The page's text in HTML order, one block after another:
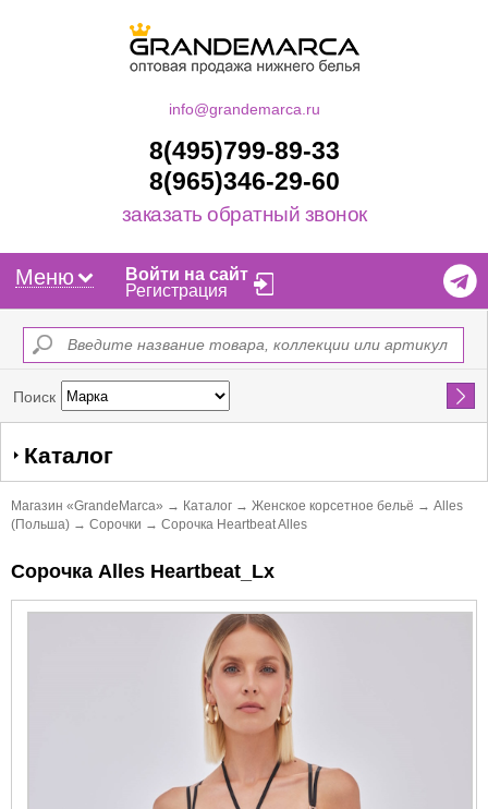
info@grandemarca.ru
8(495)799-89-33
8(965)346-29-60
заказать обратный звонок
Меню
Войти на сайт
Регистрация
Поиск Найти
Каталог
Магазин «GrandeMarca» → Каталог → Женское корсетное бельё → Alles
(Польша) → Сорочки → Сорочка Heartbeat Alles
Сорочка Alles Heartbeat_Lx